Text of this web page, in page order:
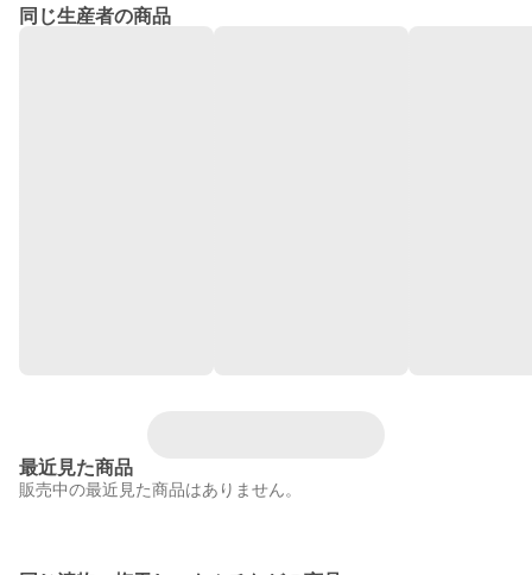
同じ生産者の商品
最近見た商品
販売中の最近見た商品はありません。